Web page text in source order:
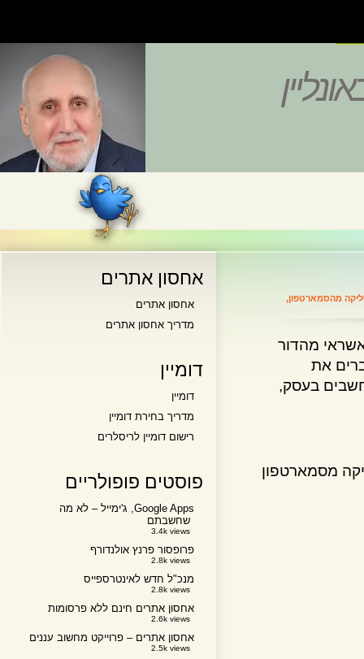
מהסמארטפון,
מהדור
את
בעסק,
מסמארטפון
אחסון אתרים
אחסון אתרים
מדריך אחסון אתרים
דומיין
דומיין
מדריך בחירת דומיין
רישום דומיין לריסלרים
פוסטים פופולריים
Google Apps, ג'ימייל – לא מה
שחשבתם
3.4k views
פרופסור פרנץ אולנדורף
2.8k views
מנכ"ל חדש לאינטרספייס
2.8k views
אחסון אתרים חינם ללא פרסומות
2.6k views
אחסון אתרים – פרוייקט מחשוב עננים
2.5k views